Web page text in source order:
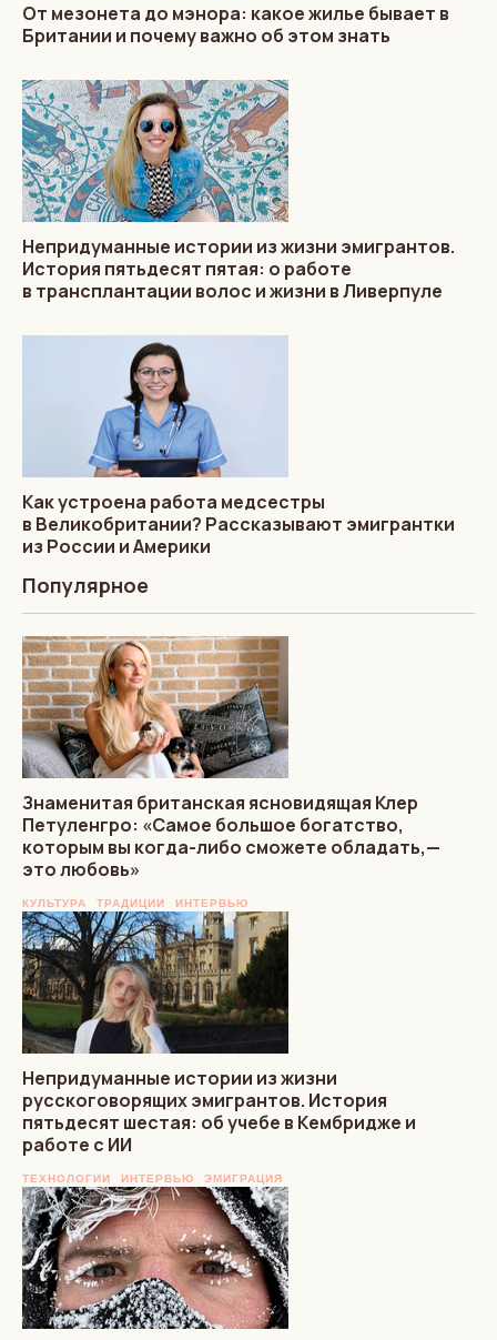
От мезонета до мэнора: какое жилье бывает в
Британии и почему важно об этом знать
Непридуманные истории из жизни эмигрантов.
История пятьдесят пятая: о работе
в трансплантации волос и жизни в Ливерпуле
Как устроена работа медсестры
в Великобритании? Рассказывают эмигрантки
из России и Америки
Популярное
Знаменитая британская ясновидящая Клер
Петуленгро: «Самое большое богатство,
которым вы когда-либо сможете обладать,—
это любовь»
КУЛЬТУРА ТРАДИЦИИ ИНТЕРВЬЮ
Непридуманные истории из жизни
русскоговорящих эмигрантов. История
пятьдесят шестая: об учебе в Кембридже и
работе с ИИ
ТЕХНОЛОГИИ ИНТЕРВЬЮ ЭМИГРАЦИЯ